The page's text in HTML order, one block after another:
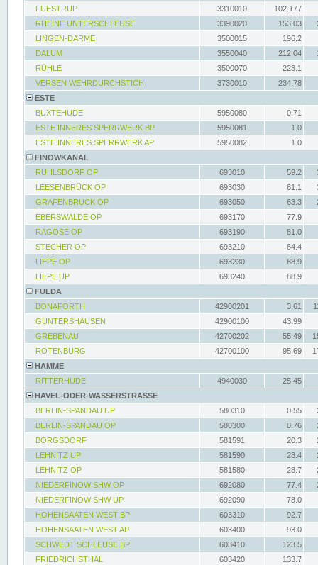
FUESTRUP
3310010
102.177
RHEINE UNTERSCHLEUSE
3390020 153.03
LINGEN-DARME
3500015
196.2
DALUM
3550040 212.04
RÜHLE
3500070
223.1
VERSEN WEHRDURCHSTICH
3730010
234.78
ESTE
BUXTEHUDE
5950080
0.71
ESTE INNERES SPERRWERK BP
5950081
1.0
ESTE INNERES SPERRWERK AP
5950082
1.0
FINOWKANAL
RUHLSDORF OP
693010 59.2
LEESENBRÜCK OP
693030 61.1
GRAFENBRÜCK OP
693050 63.3
EBERSWALDE OP
693170
77.9
RAGÖSE OP
693190
81.0
STECHER OP
693210
84.4
LIEPE OP
693230
88.9
LIEPE UP
693240
88.9
FULDA
BONAFORTH
42900201 3.61
GUNTERSHAUSEN
42900100
43.99
GREBENAU
42700202 55.49
ROTENBURG
42700100 95.69
HAMME
RITTERHUDE
4940030
25.45
HAVEL-ODER-WASSERSTRASSE
BERLIN-SPANDAU UP
580310 0.55
BERLIN-SPANDAU OP
580300 0.76
BORGSDORF
581591 20.3
LEHNITZ UP
581590 28.4
LEHNITZ OP
581580 28.7
NIEDERFINOW SHW OP
692080 77.4
NIEDERFINOW SHW UP
692090
78.0
HOHENSAATEN WEST BP
603310
92.7
HOHENSAATEN WEST AP
603400
93.0
SCHWEDT SCHLEUSE BP
603410
123.5
FRIEDRICHSTHAL
603420
133.7